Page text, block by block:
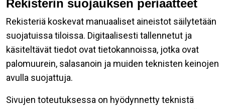
Rekisterin suojauksen periaatteet
Rekisteriä koskevat manuaaliset aineistot säilytetään
suojatuissa tiloissa. Digitaalisesti tallennetut ja
käsiteltävät tiedot ovat tietokannoissa, jotka ovat
palomuurein, salasanoin ja muiden teknisten keinojen
avulla suojattuja.
Sivujen toteutuksessa on hyödynnetty teknistä